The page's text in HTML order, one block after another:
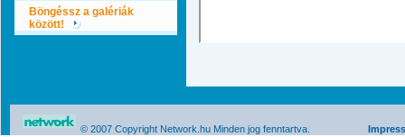
Böngéssz a galériák
között!
© 2007 Copyright Network.hu Minden jog fenntartva.